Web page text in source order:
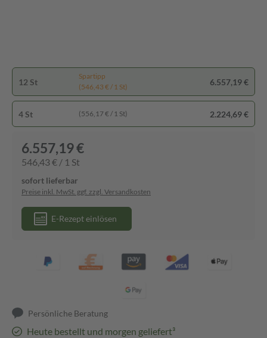
12 St
Spartipp
(546,43 € / 1 St)
6.557,19 €
4 St (556,17 € / 1 St) 2.224,69 €
6.557,19 €
546,43 € / 1 St
sofort lieferbar
Preise inkl. MwSt. ggf. zzgl. Versandkosten
E-Rezept einlösen
Persönliche Beratung
Heute bestellt und morgen geliefert³